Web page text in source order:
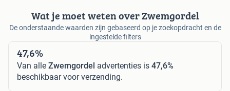
Wat je moet weten over Zwemgordel
De onderstaande waarden zijn gebaseerd op je zoekopdracht en de
ingestelde filters
47,6%
Van alle Zwemgordel advertenties is 47,6%
beschikbaar voor verzending.